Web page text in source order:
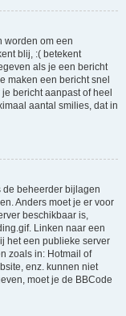
worden om een
blij, :( betekent
als je een bericht
maken een bericht snel
bericht aanpast of heel
aantal smilies, dat in
de beheerder bijlagen
Anders moet je er voor
beschikbaar is,
Linken naar een
het een publieke server
zoals in: Hotmail of
enz. kunnen niet
moet je de BBCode